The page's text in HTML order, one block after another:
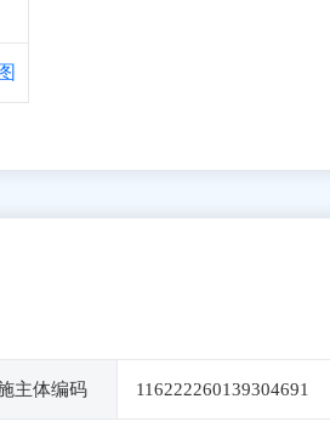
主体编码 116222260139304691